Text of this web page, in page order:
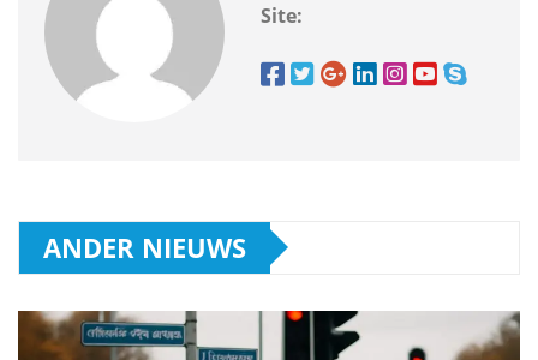
Site:
ANDER NIEUWS